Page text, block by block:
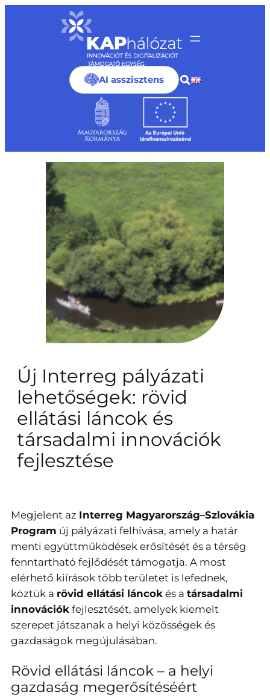
AI asszisztens
Új Interreg pályázati
lehetőségek: rövid
ellátási láncok és
társadalmi innovációk
fejlesztése
Megjelent az Interreg Magyarország–Szlovákia
Program új pályázati felhívása, amely a határ
menti együttműködések erősítését és a térség
fenntartható fejlődését támogatja. A most
elérhető kiírások több területet is lefednek,
köztük a rövid ellátási láncok és a társadalmi
innovációk fejlesztését, amelyek kiemelt
szerepet játszanak a helyi közösségek és
gazdaságok megújulásában.
Rövid ellátási láncok – a helyi
gazdaság megerősítéséért